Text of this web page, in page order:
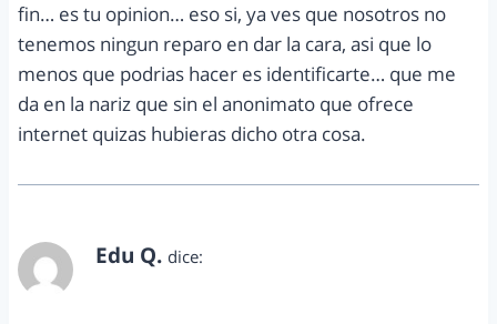
fin… es tu opinion… eso si, ya ves que nosotros no
tenemos ningun reparo en dar la cara, asi que lo
menos que podrias hacer es identificarte… que me
da en la nariz que sin el anonimato que ofrece
internet quizas hubieras dicho otra cosa.
Edu Q. dice: